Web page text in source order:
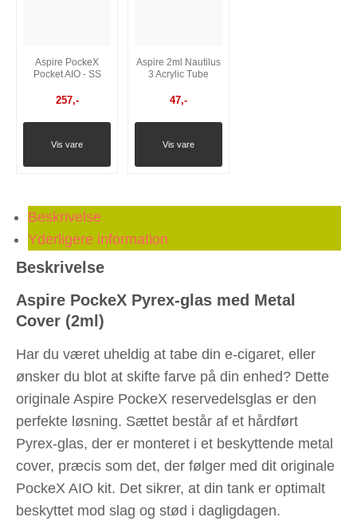
Aspire PockeX
Pocket AIO - SS
257,-
Vis vare
Aspire 2ml Nautilus
3 Acrylic Tube
47,-
Vis vare
Beskrivelse
Yderligere information
Beskrivelse
Aspire PockeX Pyrex-glas med Metal
Cover (2ml)
Har du været uheldig at tabe din e-cigaret, eller
ønsker du blot at skifte farve på din enhed? Dette
originale Aspire PockeX reservedelsglas er den
perfekte løsning. Sættet består af et hårdført
Pyrex-glas, der er monteret i et beskyttende metal
cover, præcis som det, der følger med dit originale
PockeX AIO kit. Det sikrer, at din tank er optimalt
beskyttet mod slag og stød i dagligdagen.